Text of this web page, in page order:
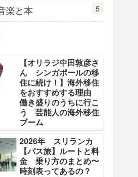
楽と本 5
【オリラジ中田敦彦さ
ん シンガポールの移
住に続け！】海外移住
をおすすめする理由
働き盛りのうちに行こ
う 芸能人の海外移住
ブーム
2026年 スリランカ
【バス旅】ルートと料
金 乗り方のまとめ〜
時刻表ってあるの？